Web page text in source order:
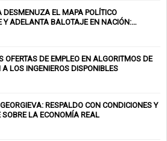
DESMENUZA EL MAPA POLÍTICO
Y ADELANTA BALOTAJE EN NACIÓN:
OFERTAS DE EMPLEO EN ALGORITMOS DE
A LOS INGENIEROS DISPONIBLES
RESPALDO CON CONDICIONES Y
LA ECONOMÍA REAL